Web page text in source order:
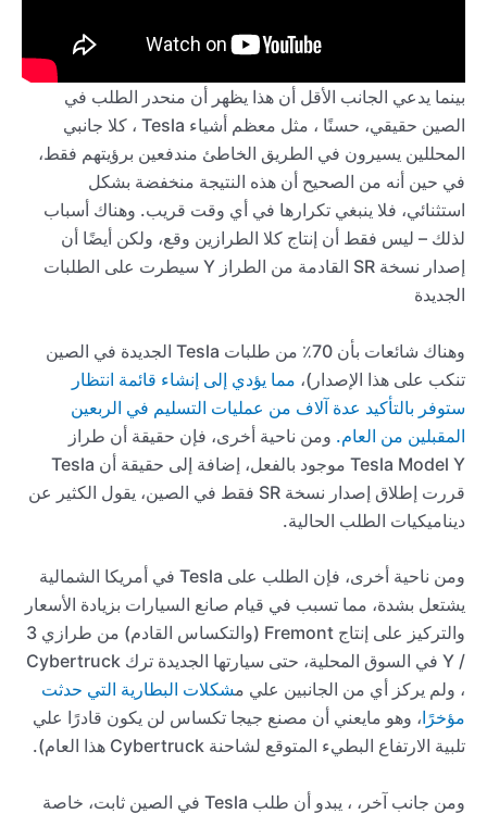
بينما يدعي الجانب الأقل أن هذا يظهر أن منحدر الطلب في
الصين حقيقي، حسنًا ، مثل معظم أشياء Tesla ، كلا جانبي
المحللين يسيرون في الطريق الخاطئ مندفعين برؤيتهم فقط،
في حين أنه من الصحيح أن هذه النتيجة منخفضة بشكل
استثنائي، فلا ينبغي تكرارها في أي وقت قريب. وهناك أسباب
لذلك – ليس فقط أن إنتاج كلا الطرازين وقع، ولكن أيضًا أن
إصدار نسخة SR القادمة من الطراز Y سيطرت على الطلبات
الجديدة
وهناك شائعات بأن 70٪ من طلبات Tesla الجديدة في الصين
تنكب على هذا الإصدار)، مما يؤدي إلى إنشاء قائمة انتظار
ستوفر بالتأكيد عدة آلاف من عمليات التسليم في الربعين
المقبلين من العام. ومن ناحية أخرى، فإن حقيقة أن طراز
Tesla Model Y موجود بالفعل، إضافة إلى حقيقة أن Tesla
قررت إطلاق إصدار نسخة SR فقط في الصين، يقول الكثير عن
ديناميكيات الطلب الحالية.
ومن ناحية أخرى، فإن الطلب على Tesla في أمريكا الشمالية
يشتعل بشدة، مما تسبب في قيام صانع السيارات بزيادة الأسعار
والتركيز على إنتاج Fremont (والتكساس القادم) من طرازي 3
/ Y في السوق المحلية، حتى سيارتها الجديدة ترك Cybertruck
، ولم يركز أي من الجانبين علي مشكلات البطارية التي حدثت
مؤخرًا، وهو مايعني أن مصنع جيجا تكساس لن يكون قادرًا علي
تلبية الارتفاع البطيء المتوقع لشاحنة Cybertruck هذا العام).
ومن جانب آخر، ، يبدو أن طلب Tesla في الصين ثابت، خاصة